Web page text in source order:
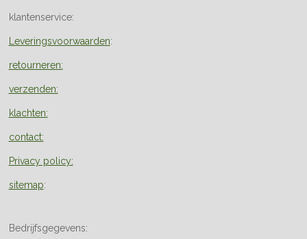
klantenservice:
Leveringsvoorwaarden:
retourneren:
verzenden:
klachten:
contact:
Privacy policy:
sitemap:
Bedrijfsgegevens: